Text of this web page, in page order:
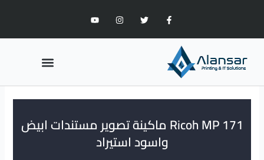
المحتوى
F
a
c
e
o
k
f
w
i
t
I
n
s
t
o
t
Menu
Ricoh MP 171 ماكينة تصوير مستندات ابيض
واسود استيراد